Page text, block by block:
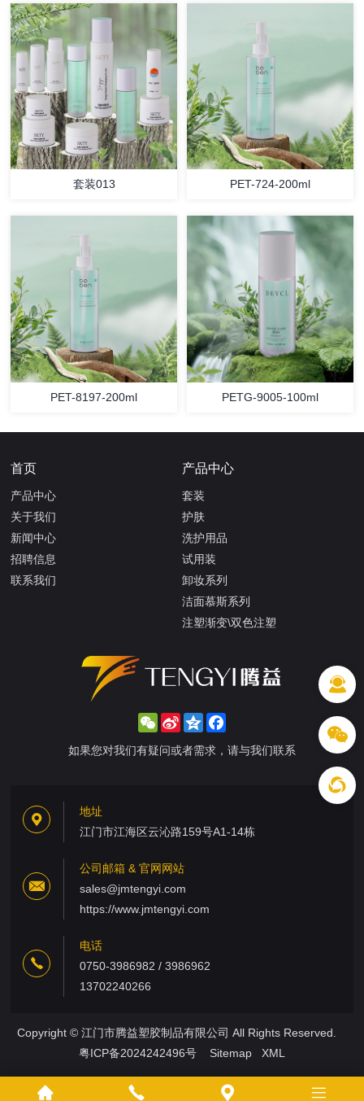
套装013 PET-724-200ml
PET-8197-200ml PETG-9005-100ml
首页
产品中心
关于我们
新闻中心
招聘信息
联系我们
产品中心
套装
护肤
洗护用品
试用装
卸妆系列
洁面慕斯系列
注塑渐变\双色注塑
WeChat
Sina
Weibo
Qzone
如果您对我们有疑问或者需求，请与我们联系
地址
江门市江海区云沁路159号A1-14栋
公司邮箱 & 官网网站
sales@jmtengyi.com
https://www.jmtengyi.com
电话
0750-3986982 / 3986962
13702240266
Copyright © 江门市腾益塑胶制品有限公司 All Rights Reserved.
粤ICP备2024242496号
Sitemap XML